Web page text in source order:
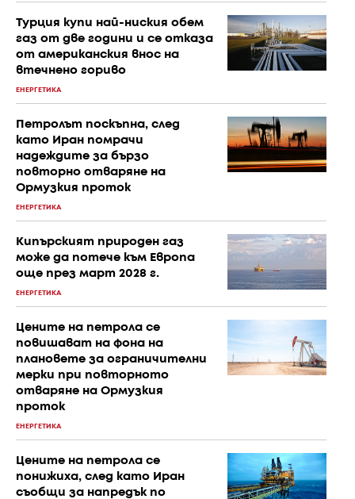
Турция купи най-ниския обем
газ от две години и се отказа
от американския внос на
втечнено гориво
ЕНЕРГЕТИКА
Петролът поскъпна, след
като Иран помрачи
надеждите за бързо
повторно отваряне на
Ормузкия проток
ЕНЕРГЕТИКА
Кипърският природен газ
може да потече към Европа
още през март 2028 г.
ЕНЕРГЕТИКА
Цените на петрола се
повишават на фона на
плановете за ограничителни
мерки при повторното
отваряне на Ормузкия
проток
ЕНЕРГЕТИКА
Цените на петрола се
понижиха, след като Иран
съобщи за напредък по